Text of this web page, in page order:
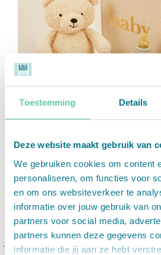
Toestemming Details
Deze website maakt gebruik van
We gebruiken cookies om content
personaliseren, om functies voor
en om ons websiteverkeer te
informatie over jouw gebruik van
partners voor social media,
partners kunnen deze gegevens
informatie die jij aan ze hebt
Ontdek het ideale cadeau met
je inspireren door onze selectie